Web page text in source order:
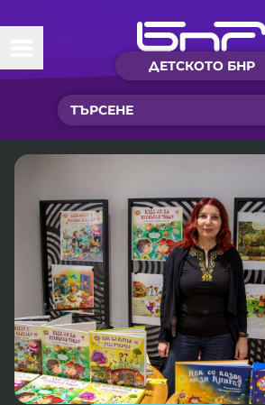
ДЕТСКОТО БНР
Начало
Какво ново?
Детско радио
Чуйте
Новините на детски език
Приказки
Песнички
Искри
Интересен архив
Нашите гости